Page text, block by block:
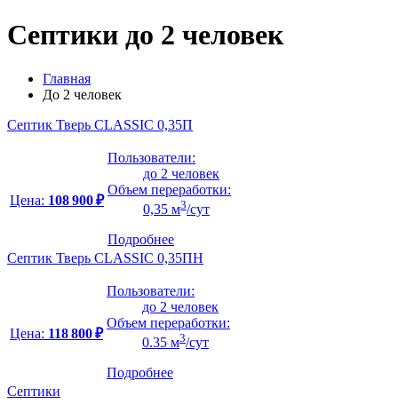
Септики до 2 человек
Главная
До 2 человек
Септик Тверь CLASSIC 0,35П
Цена: 108 900 ₽
Пользователи:
до 2 человек
Объем переработки:
0,35 м3/сут
Подробнее
Септик Тверь CLASSIC 0,35ПН
Цена: 118 800 ₽
Пользователи:
до 2 человек
Объем переработки:
0.35 м3/сут
Подробнее
Септики